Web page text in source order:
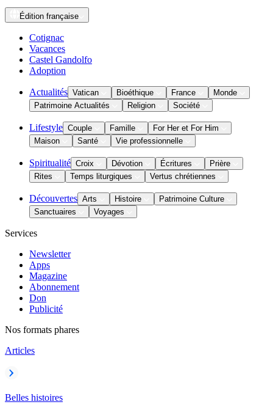
Édition française
Cotignac
Vacances
Castel Gandolfo
Adoption
Actualités Vatican Bioéthique France
Monde
Patrimoine Actualités
Religion Société
Lifestyle Couple Famille
For Her et For Him
Maison
Santé Vie professionnelle
Spiritualité Croix Dévotion Écritures
Prière
Rites
Temps liturgiques Vertus chrétiennes
Découvertes Arts Histoire
Patrimoine Culture
Sanctuaires
Voyages
Services
Newsletter
Apps
Magazine
Abonnement
Don
Publicité
Nos formats phares
Articles
Belles histoires